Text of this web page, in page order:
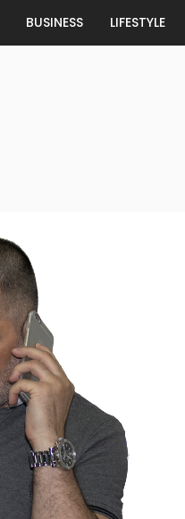
BUSINESS LIFESTYLE